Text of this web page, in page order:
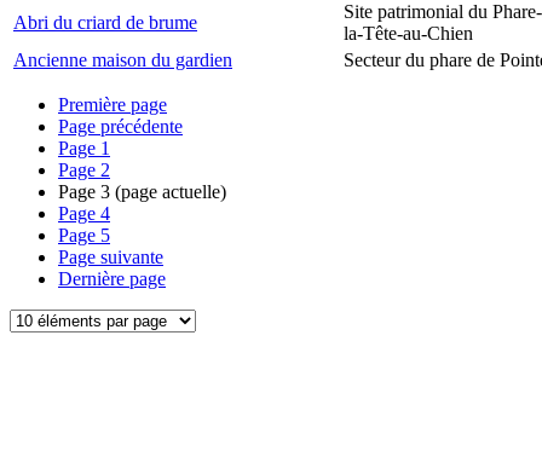
Abri du criard de brume
Site patrimonial du
la-Tête-au-Chien
Ancienne maison du gardien
Secteur du phare de
Première page
Page précédente
Page 1
Page 2
Page 3 (page actuelle)
Page 4
Page 5
Page suivante
Dernière page